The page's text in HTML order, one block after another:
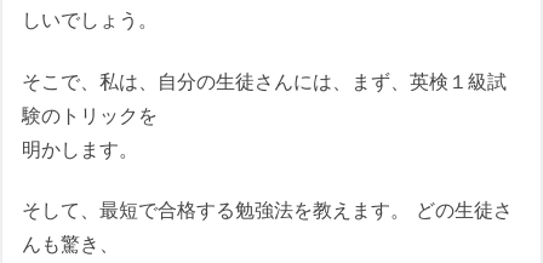
しいでしょう。
そこで、私は、自分の生徒さんには、まず、英検１級試
験のトリックを
明かします。
そして、最短で合格する勉強法を教えます。 どの生徒さ
んも驚き、